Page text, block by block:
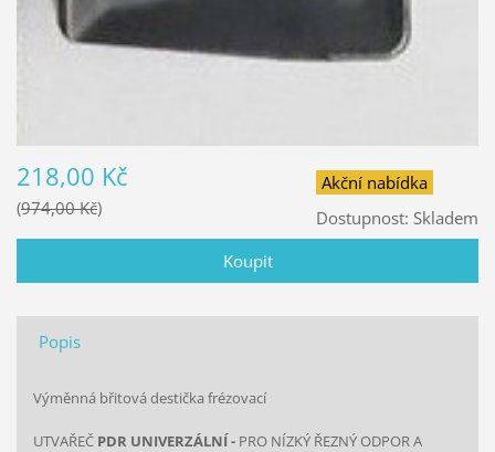
Akční nabídka
Dostupnost: Skladem
218,00 Kč
974,00 Kč
Popis
Výměnná břitová destička frézovací
UTVAŘEČ PDR UNIVERZÁLNÍ - PRO NÍZKÝ ŘEZNÝ ODPOR A